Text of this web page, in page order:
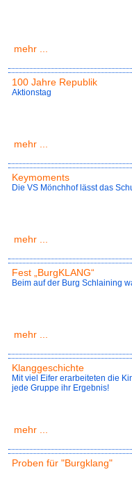
mehr ...
100 Jahre Republik
Aktionstag
mehr ...
Keymoments
Die VS Mönchhof lässt das
mehr ...
Fest „BurgKLANG“
Beim auf der Burg Schlaining
mehr ...
Klanggeschichte
Mit viel Eifer erarbeiteten die
jede Gruppe ihr Ergebnis!
mehr ...
Proben für "Burgklang"